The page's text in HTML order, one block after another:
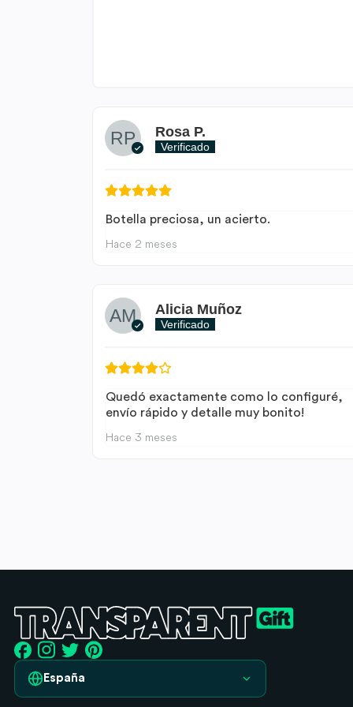
Rosa P.
Verificado
Botella preciosa, un acierto.
Hace 2 meses
Alicia Muñoz
Verificado
Quedó exactamente como lo configuré,
envío rápido y detalle muy bonito!
Hace 3 meses
España